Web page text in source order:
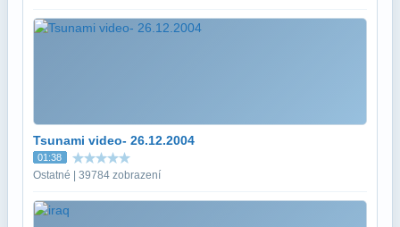
Tsunami video- 26.12.2004
01:38
Ostatné | 39784 zobrazení